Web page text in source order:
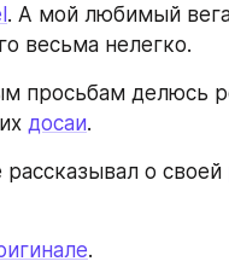
. А мой любимый
весьма нелегко.
просьбам делюсь
досаи.
рассказывал о своей
.